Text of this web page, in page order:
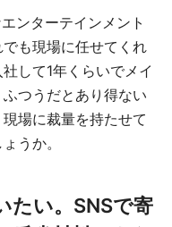
ンターテインメント
も現場に任せてくれ
して1年くらいでメイ
つうだとあり得ない
場に裁量を持たせて
うか。
たい。SNSで寄